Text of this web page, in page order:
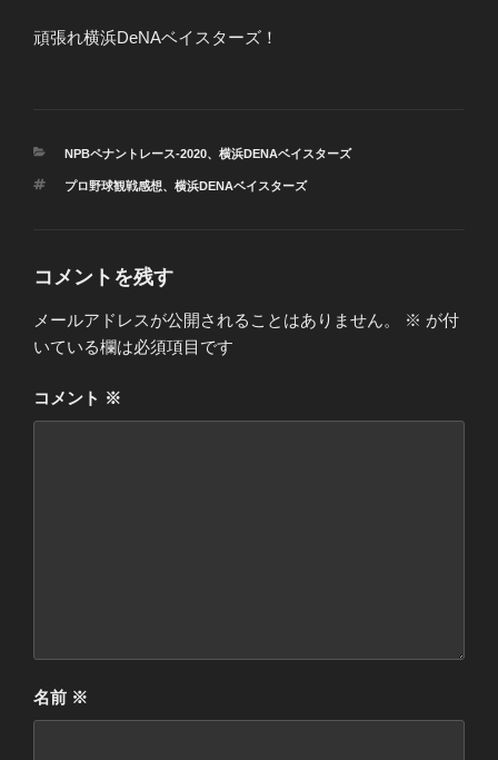
頑張れ横浜DeNAベイスターズ！
カ
ゴ
NPBペナントレース-2020、 横浜DENAベイスターズ
タ
プロ野球観戦感想、 横浜DENAベイスターズ
コメントを残す
メールアドレスが公開されることはありません。 ※ が付
いている欄は必須項目です
コメント ※
名前 ※